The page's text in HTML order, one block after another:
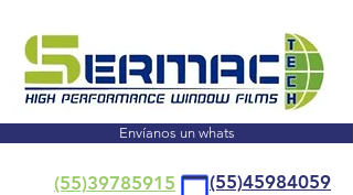
Envíanos un whats
(55)45984059
(55)39785915